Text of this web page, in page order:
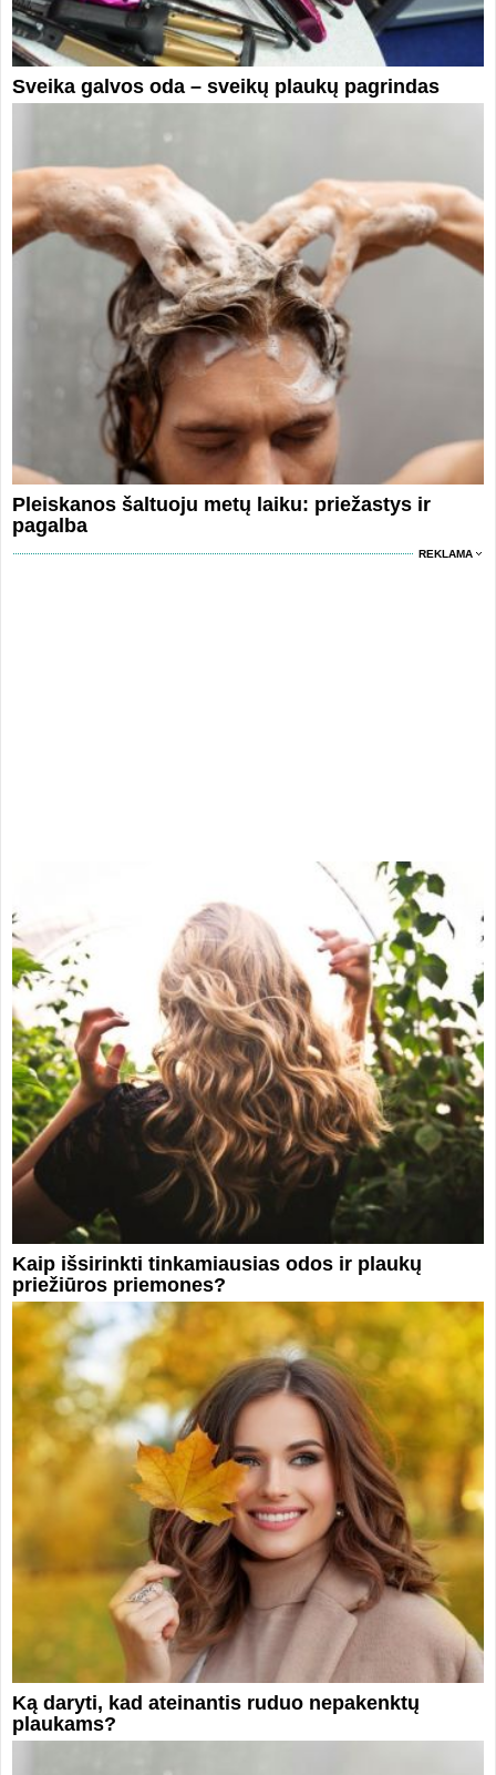
Sveika galvos oda – sveikų plaukų pagrindas
Pleiskanos šaltuoju metų laiku: priežastys ir
pagalba
REKLAMA
Kaip išsirinkti tinkamiausias odos ir plaukų
priežiūros priemones?
Ką daryti, kad ateinantis ruduo nepakenktų
plaukams?